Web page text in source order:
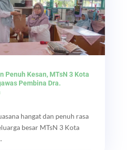
Penuh Kesan, MTsN 3 Kota
Pembina Dra.
hangat dan penuh rasa
besar MTsN 3 Kota